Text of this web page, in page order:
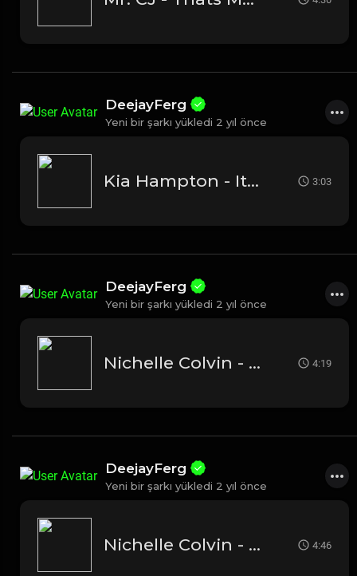
DeejayFerg
Yeni bir şarkı yükledi 2 yıl önce
Kia Hampton - It Aint Ova 3:03
DeejayFerg
Yeni bir şarkı yükledi 2 yıl önce
Nichelle Colvin - My Favorite Things 4:19
DeejayFerg
Yeni bir şarkı yükledi 2 yıl önce
Nichelle Colvin - Hot Chocolate 4:46